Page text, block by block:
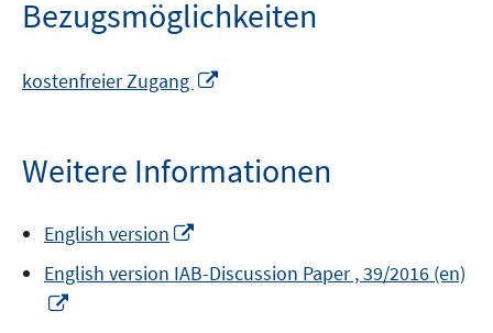
Bezugsmöglichkeiten
kostenfreier Zugang
öffnen
Weitere Informationen
English version
Fenster
English version IAB-Discussion Paper , 39/2016 (en)